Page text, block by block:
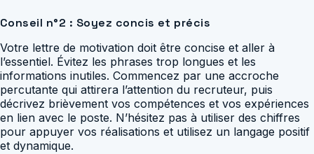
Conseil n°2 : Soyez concis et précis
Votre lettre de motivation doit être concise et aller à
l’essentiel. Évitez les phrases trop longues et les
informations inutiles. Commencez par une accroche
percutante qui attirera l’attention du recruteur, puis
décrivez brièvement vos compétences et vos expériences
en lien avec le poste. N’hésitez pas à utiliser des chiffres
pour appuyer vos réalisations et utilisez un langage positif
et dynamique.